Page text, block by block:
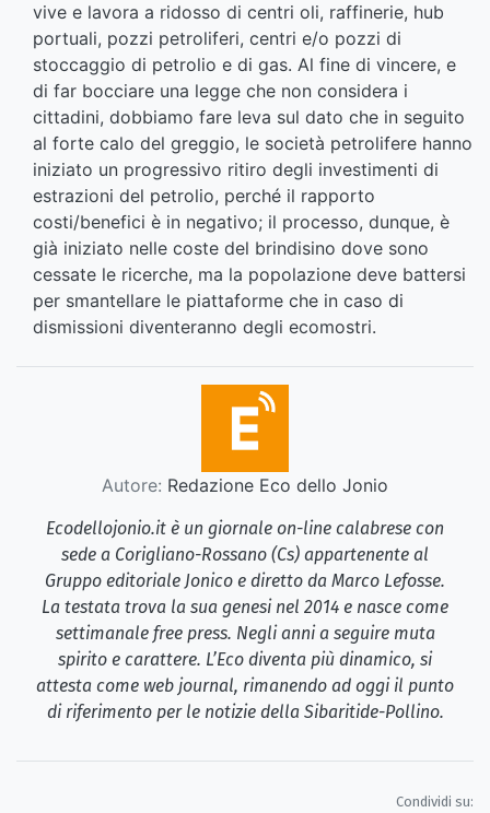
vive e lavora a ridosso di centri oli, raffinerie, hub
portuali, pozzi petroliferi, centri e/o pozzi di
stoccaggio di petrolio e di gas. Al fine di vincere, e
di far bocciare una legge che non considera i
cittadini, dobbiamo fare leva sul dato che in seguito
al forte calo del greggio, le società petrolifere hanno
iniziato un progressivo ritiro degli investimenti di
estrazioni del petrolio, perché il rapporto
costi/benefici è in negativo; il processo, dunque, è
già iniziato nelle coste del brindisino dove sono
cessate le ricerche, ma la popolazione deve battersi
per smantellare le piattaforme che in caso di
dismissioni diventeranno degli ecomostri.
Autore: Redazione Eco dello Jonio
Ecodellojonio.it è un giornale on-line calabrese con
sede a Corigliano-Rossano (Cs) appartenente al
Gruppo editoriale Jonico e diretto da Marco Lefosse.
La testata trova la sua genesi nel 2014 e nasce come
settimanale free press. Negli anni a seguire muta
spirito e carattere. L’Eco diventa più dinamico, si
attesta come web journal, rimanendo ad oggi il punto
di riferimento per le notizie della Sibaritide-Pollino.
Condividi su: